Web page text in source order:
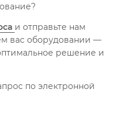
и отправьте нам
вас оборудовании —
решение и
по электронной